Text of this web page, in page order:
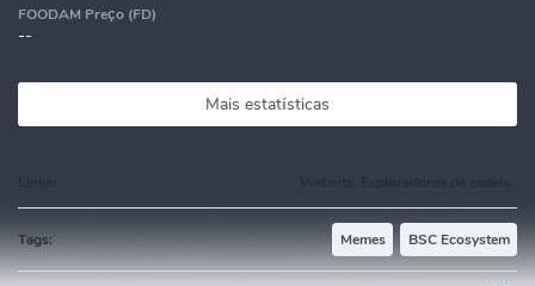
FOODAM Preço (FD)
--
Mais estatísticas
Tags: Memes BSC Ecosystem